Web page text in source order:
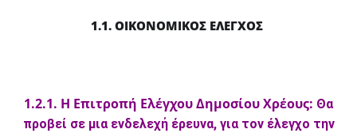
1.1. ΟΙΚΟΝΟΜΙΚΟΣ ΕΛΕΓΧΟΣ
1.2.1. Η Επιτροπή Ελέγχου Δημοσίου Χρέους: Θα
προβεί σε μια ενδελεχή έρευνα, για τον έλεγχο την